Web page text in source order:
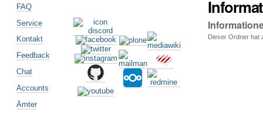
Dieser Ordner hat
FAQ
Service
Kontakt
Feedback
Chat
Accounts
Ämter